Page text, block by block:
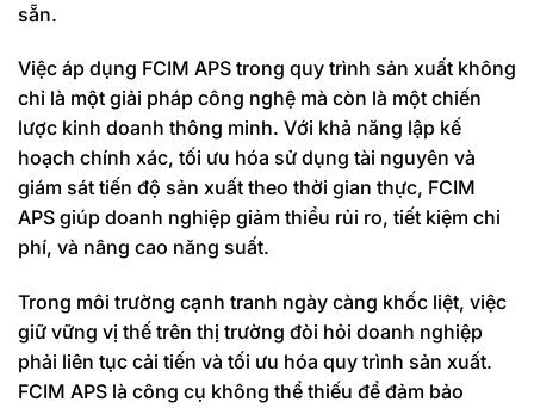
sẵn.
Việc áp dụng FCIM APS trong quy trình sản xuất không
chỉ là một giải pháp công nghệ mà còn là một chiến
lược kinh doanh thông minh. Với khả năng lập kế
hoạch chính xác, tối ưu hóa sử dụng tài nguyên và
giám sát tiến độ sản xuất theo thời gian thực, FCIM
APS giúp doanh nghiệp giảm thiểu rủi ro, tiết kiệm chi
phí, và nâng cao năng suất.
Trong môi trường cạnh tranh ngày càng khốc liệt, việc
giữ vững vị thế trên thị trường đòi hỏi doanh nghiệp
phải liên tục cải tiến và tối ưu hóa quy trình sản xuất.
FCIM APS là công cụ không thể thiếu để đảm bảo